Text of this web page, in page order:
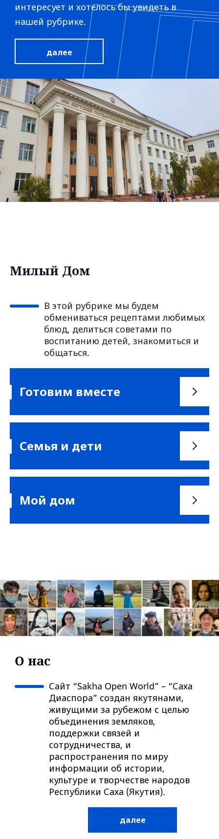
интересует и хотелось бы увидеть в
нашей рубрике.
далее
Милый Дом
В этой рубрике мы будем
обмениваться рецептами любимых
блюд, делиться советами по
воспитанию детей, знакомиться и
общаться.
Готовим вместе
Семья и дети
Мой дом
O нас
Сайт “Sakha Open World” – “Саха
Диаспора” создан якутянами,
живущими за рубежом с целью
объединения земляков,
поддержки связей и
сотрудничества, и
распространения по миру
информации об истории,
культуре и творчестве народов
Республики Саха (Якутия).
далее